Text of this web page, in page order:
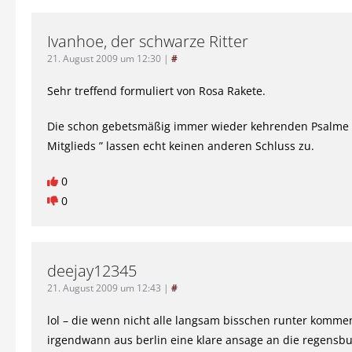
Ivanhoe, der schwarze Ritter
21. August 2009 um 12:30 | #
Sehr treffend formuliert von Rosa Rakete.
Die schon gebetsmäßig immer wieder kehrenden Psalme
Mitglieds ” lassen echt keinen anderen Schluss zu.
0
0
deejay12345
21. August 2009 um 12:43 | #
lol – die wenn nicht alle langsam bisschen runter
irgendwann aus berlin eine klare ansage an die